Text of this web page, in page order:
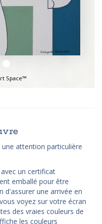
Space™
attention particulière
un certificat
emballé pour être
d'assurer une arrivée en
voyez sur votre écran
des vraies couleurs de
les couleurs